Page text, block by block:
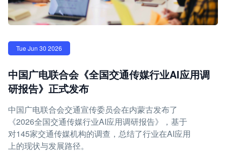
Tue Jun 30 2026
中国广电联合会《全国交通传媒行业AI应用调
研报告》正式发布
中国广电联合会交通宣传委员会在内蒙古发布了
《2026全国交通传媒行业AI应用调研报告》，基于
对145家交通传媒机构的调查，总结了行业在AI应用
上的现状与发展路径。